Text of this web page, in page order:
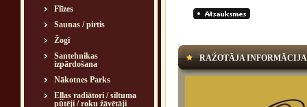
Flīzes
Saunas / pirtis
Žogi
Santehnikas
izpārdošana
Nākotnes Parks
Eļļas radiātori / siltuma
pūtēji / roku žāvētāji
RAŽOTĀJA INFORMĀCIJA